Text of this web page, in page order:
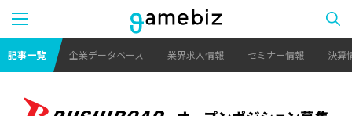
記事一覧 企業データベース 業界求人情報 セミナー情報 決算